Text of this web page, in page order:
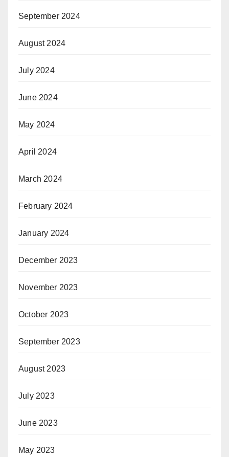
September 2024
August 2024
July 2024
June 2024
May 2024
April 2024
March 2024
February 2024
January 2024
December 2023
November 2023
October 2023
September 2023
August 2023
July 2023
June 2023
May 2023